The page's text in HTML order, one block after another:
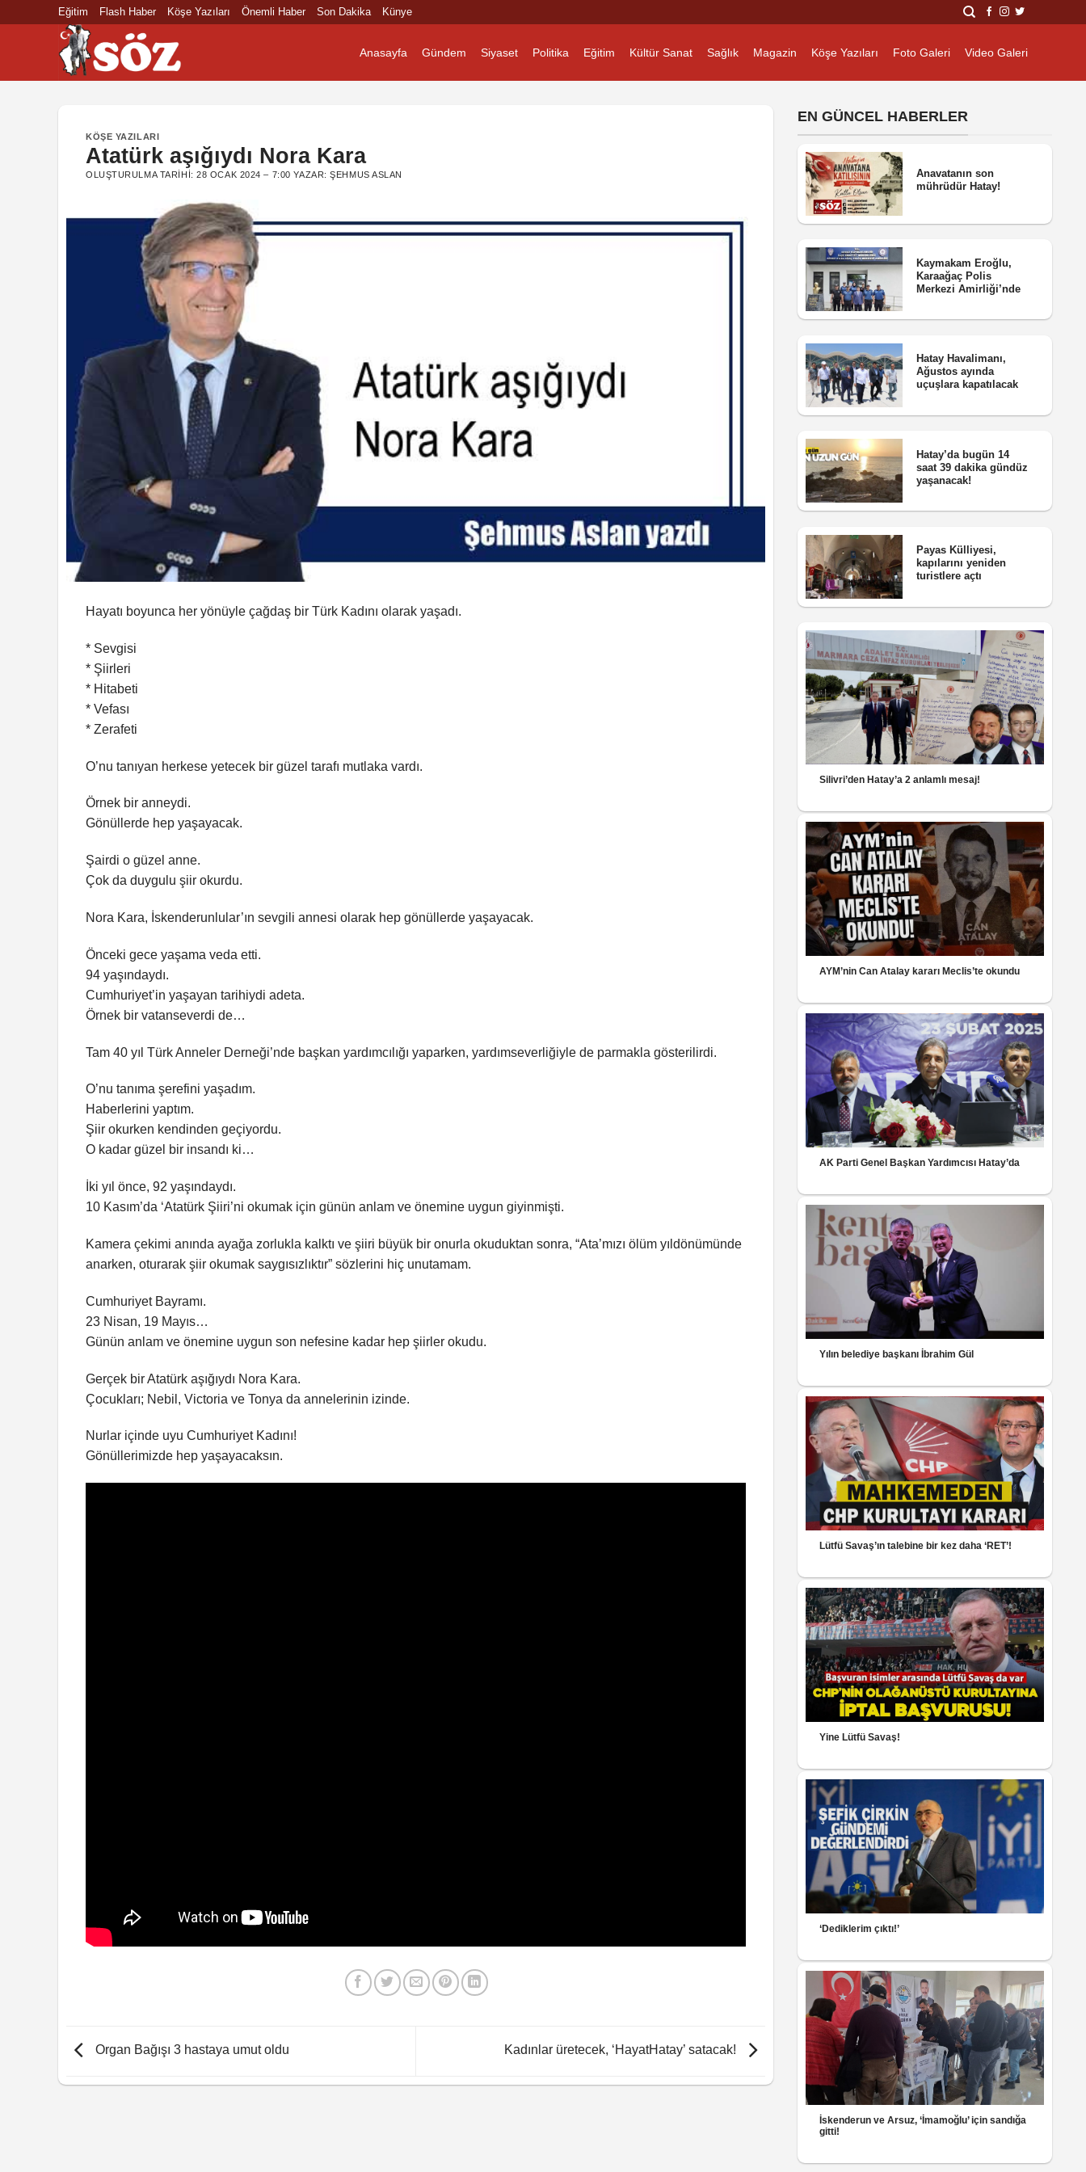
Eğitim Flash Haber Köşe Yazıları Önemli Haber Son Dakika Künye
Anasayfa Gündem Siyaset Politika Eğitim Kültür Sanat Sağlık Magazin Köşe Yazıları Foto Galeri Video Galeri
KÖŞE YAZILARI
Atatürk aşığıydı Nora Kara
OLUŞTURULMA TARIHI:28 OCAK 2024 – 7:00 YAZAR:ŞEHMUS ASLAN
Hayatı boyunca her yönüyle çağdaş bir Türk Kadını olarak yaşadı.
* Sevgisi
* Şiirleri
* Hitabeti
* Vefası
* Zerafeti
O’nu tanıyan herkese yetecek bir güzel tarafı mutlaka vardı.
Örnek bir anneydi.
Gönüllerde hep yaşayacak.
Şairdi o güzel anne.
Çok da duygulu şiir okurdu.
Nora Kara, İskenderunlular’ın sevgili annesi olarak hep gönüllerde yaşayacak.
Önceki gece yaşama veda etti.
94 yaşındaydı.
Cumhuriyet’in yaşayan tarihiydi adeta.
Örnek bir vatanseverdi de…
Tam 40 yıl Türk Anneler Derneği’nde başkan yardımcılığı yaparken, yardımseverliğiyle de parmakla gösterilirdi.
O’nu tanıma şerefini yaşadım.
Haberlerini yaptım.
Şiir okurken kendinden geçiyordu.
O kadar güzel bir insandı ki…
İki yıl önce, 92 yaşındaydı.
10 Kasım’da ‘Atatürk Şiiri’ni okumak için günün anlam ve önemine uygun giyinmişti.
Kamera çekimi anında ayağa zorlukla kalktı ve şiiri büyük bir onurla okuduktan sonra, “Ata’mızı ölüm yıldönümünde
anarken, oturarak şiir okumak saygısızlıktır” sözlerini hiç unutamam.
Cumhuriyet Bayramı.
23 Nisan, 19 Mayıs…
Günün anlam ve önemine uygun son nefesine kadar hep şiirler okudu.
Gerçek bir Atatürk aşığıydı Nora Kara.
Çocukları; Nebil, Victoria ve Tonya da annelerinin izinde.
Nurlar içinde uyu Cumhuriyet Kadını!
Gönüllerimizde hep yaşayacaksın.
Organ Bağışı 3 hastaya umut oldu Kadınlar üretecek, ‘HayatHatay’ satacak!
EN GÜNCEL HABERLER
Anavatanın son
mührüdür Hatay!
Kaymakam Eroğlu,
Karaağaç Polis
Merkezi Amirliği’nde
Hatay Havalimanı,
Ağustos ayında
uçuşlara kapatılacak
Hatay’da bugün 14
saat 39 dakika gündüz
yaşanacak!
Payas Külliyesi,
kapılarını yeniden
turistlere açtı
Silivri’den Hatay’a 2 anlamlı mesaj!
AYM’nin Can Atalay kararı Meclis’te okundu
AK Parti Genel Başkan Yardımcısı Hatay’da
Yılın belediye başkanı İbrahim Gül
Lütfü Savaş’ın talebine bir kez daha ‘RET’!
Yine Lütfü Savaş!
‘Dediklerim çıktı!’
İskenderun ve Arsuz, ‘İmamoğlu’ için sandığa
gitti!